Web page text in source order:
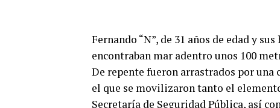
Fernando “N”, de 31 años de edad y
encontraban mar adentro unos 100
De repente fueron arrastrados por
el que se movilizaron tanto el
Secretaría de Seguridad Pública, así